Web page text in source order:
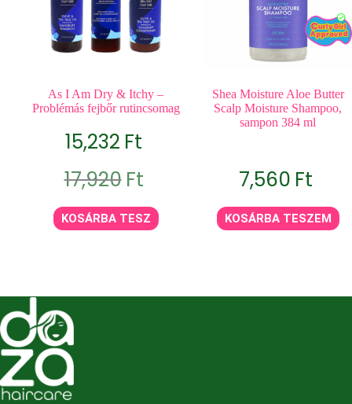
As I Am Dry & Itchy –
Problémás fejbőr rutincsomag
17,920 Ft
price
17,920Ft.
15,232 Ft
price
15,232Ft.
KOSÁRBA TESZ
Shea Moisture Aloe Butter
Scalp Moisture Shampoo,
sampon 384 ml
7,560 Ft
KOSÁRBA TESZEM